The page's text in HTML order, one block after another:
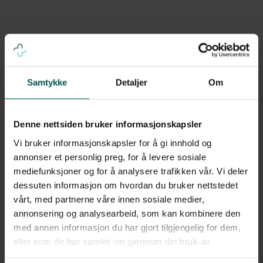
Samtykke Detaljer Om
Denne nettsiden bruker informasjonskapsler
Vi bruker informasjonskapsler for å gi innhold og
annonser et personlig preg, for å levere sosiale
mediefunksjoner og for å analysere trafikken vår. Vi deler
dessuten informasjon om hvordan du bruker nettstedet
vårt, med partnerne våre innen sosiale medier,
annonsering og analysearbeid, som kan kombinere den
med annen informasjon du har gjort tilgjengelig for dem,
eller som de har samlet inn gjennom din bruk av
Forebygging av helvetesild
- Vaksine
helvetesild på er vaksinasjon. I Norge
brukes i dag hovedsakelig to typer
vaksiner, der valget avhenger av din alder
og helsetilstand:
Shingrix: Dette er en moderne, inaktivert
vaksine (ikke-levende) som gir svært høy
og langvarig beskyttelse. Den anbefales